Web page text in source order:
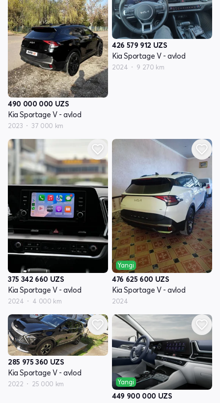
490 000 000 UZS
Kia Sportage V - avlod
2023 37 000 km
426 579 912 UZS
Kia Sportage V - avlod
2024 9 270 km
375 342 660 UZS
Kia Sportage V - avlod
2024 4 000 km
Yangi
476 625 600 UZS
Kia Sportage V - avlod
2024
285 975 360 UZS
Kia Sportage V - avlod
2022 25 000 km Yangi
449 900 000 UZS